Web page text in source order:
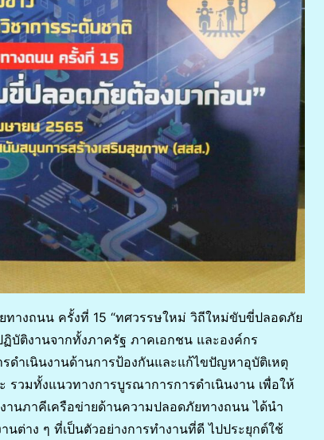
างถนน ครั้งที่ 15 “ทศวรรษใหม่ วิถีใหม่ขับขี่ปลอดภัย
บัติงานจากทั้งภาครัฐ ภาคเอกชน และองค์กร
ดำเนินงานด้านการป้องกันและแก้ไขปัญหาอุบัติเหตุ
วมทั้งแนวทางการบูรณาการการดำเนินงาน เพื่อให้
นภาคีเครือข่ายด้านความปลอดภัยทางถนน ได้นำ
ต่าง ๆ ที่เป็นตัวอย่างการทำงานที่ดี ไปประยุกต์ใช้